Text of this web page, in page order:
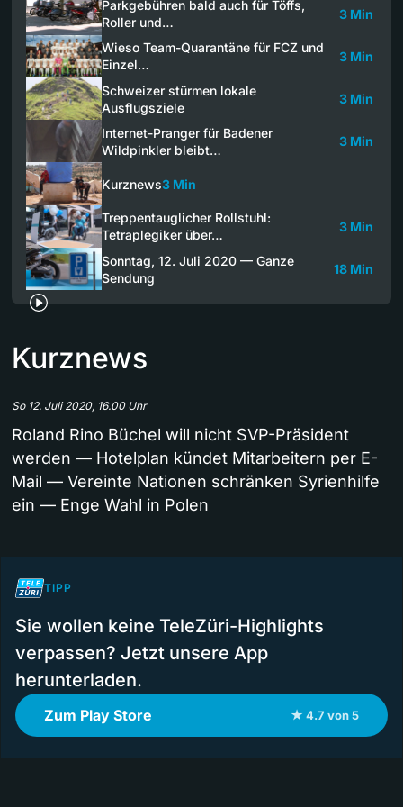
Parkgebühren bald auch für Töffs,
Roller und…
3 Min
Wieso Team-Quarantäne für FCZ und
Einzel…
3 Min
Schweizer stürmen lokale
Ausflugsziele
3 Min
Internet-Pranger für Badener
Wildpinkler bleibt…
3 Min
Kurznews3 Min
Treppentauglicher Rollstuhl:
Tetraplegiker über…
3 Min
Sonntag, 12. Juli 2020 — Ganze
Sendung
18 Min
Kurznews
So 12. Juli 2020, 16.00 Uhr
Roland Rino Büchel will nicht SVP-Präsident
werden — Hotelplan kündet Mitarbeitern per E-
Mail — Vereinte Nationen schränken Syrienhilfe
ein — Enge Wahl in Polen
TIPP
Sie wollen keine TeleZüri-Highlights
verpassen? Jetzt unsere App
herunterladen.
Zum Play Store ★ 4.7 von 5